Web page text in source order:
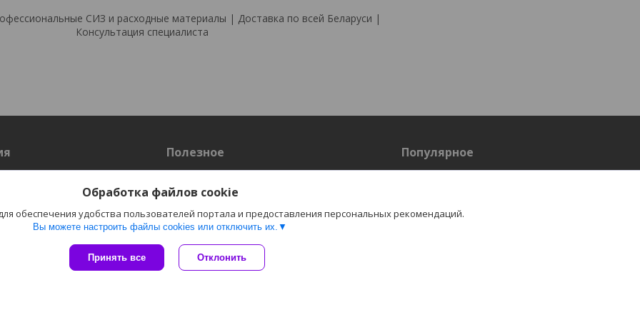
СИЗ и расходные материалы | Доставка по всей Беларуси |
Консультация специалиста
Полезное
Таблица размеров
Товарные чеки
Информация по работе с обращениями
Новости
Популярное
Жилеты утепленные
Обработка файлов cookie
обеспечения удобства пользователей портала и предоставления персональных рекомендаций.
Вы можете настроить файлы cookies или отключить их.
Принять все Отклонить